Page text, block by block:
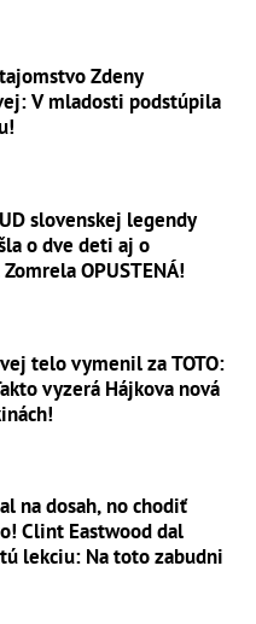
Zdeny
V mladosti podstúpila
slovenskej legendy
o dve deti aj o
OPUSTENÁ!
telo vymenil za TOTO:
vyzerá Hájkova nová
na dosah, no chodiť
Clint Eastwood dal
lekciu: Na toto zabudni